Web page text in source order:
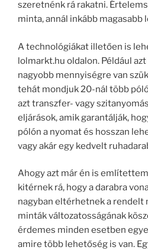
szeretnénk rá rakatni.
minta, annál inkább magasabb
A technológiákat illetően is
lolmarkt.hu oldalon. Például
nagyobb mennyiségre van
tehát mondjuk 20-nál több
azt transzfer- vagy
eljárások, amik garantálják,
pólón a nyomat és hosszan
vagy akár egy kedvelt
Ahogy azt már én is
kitérnek rá, hogy a darabra
nagyban eltérhetnek a rendelt
minták változatosságának
érdemes minden esetben
amire több lehetőség is van.